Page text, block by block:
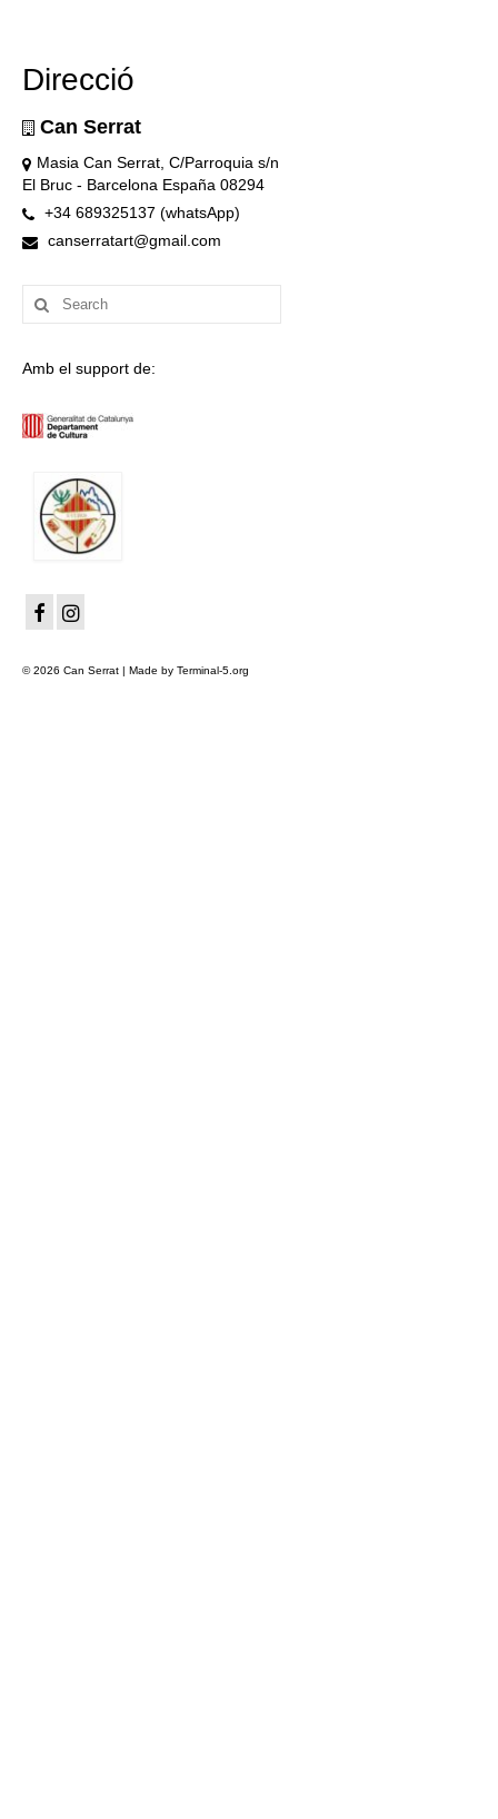
Direcció
Can Serrat
Masia Can Serrat, C/Parroquia s/n
El Bruc - Barcelona España 08294
+34 689325137 (whatsApp)
canserratart@gmail.com
Search
for:
Amb el support de:
© 2026 Can Serrat | Made by Terminal-5.org